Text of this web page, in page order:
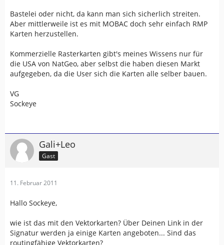
Bastelei oder nicht, da kann man sich sicherlich streiten.
Aber mittlerweile ist es mit MOBAC doch sehr einfach RMP
Karten herzustellen.
Kommerzielle Rasterkarten gibt's meines Wissens nur für
die USA von NatGeo, aber selbst die haben diesen Markt
aufgegeben, da die User sich die Karten alle selber bauen.
VG
Sockeye
Gali+Leo
Gast
11. Februar 2011
Hallo Sockeye,
wie ist das mit den Vektorkarten? Über Deinen Link in der
Signatur werden ja einige Karten angeboten... Sind das
routingfähige Vektorkarten?